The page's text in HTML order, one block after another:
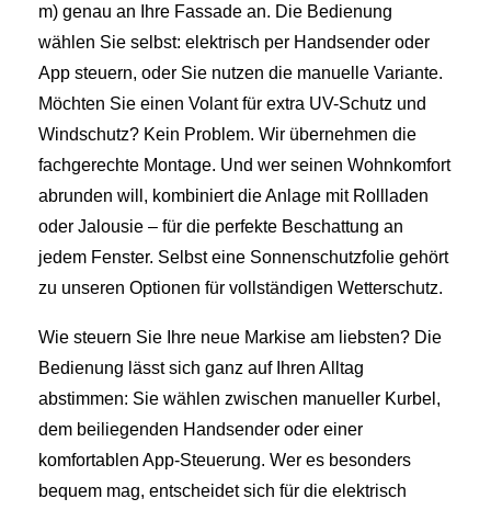
m) genau an Ihre Fassade an. Die Bedienung
wählen Sie selbst: elektrisch per Handsender oder
App steuern, oder Sie nutzen die manuelle Variante.
Möchten Sie einen Volant für extra UV-Schutz und
Windschutz? Kein Problem. Wir übernehmen die
fachgerechte Montage. Und wer seinen Wohnkomfort
abrunden will, kombiniert die Anlage mit Rollladen
oder Jalousie – für die perfekte Beschattung an
jedem Fenster. Selbst eine Sonnenschutzfolie gehört
zu unseren Optionen für vollständigen Wetterschutz.
Wie steuern Sie Ihre neue Markise am liebsten? Die
Bedienung lässt sich ganz auf Ihren Alltag
abstimmen: Sie wählen zwischen manueller Kurbel,
dem beiliegenden Handsender oder einer
komfortablen App-Steuerung. Wer es besonders
bequem mag, entscheidet sich für die elektrisch